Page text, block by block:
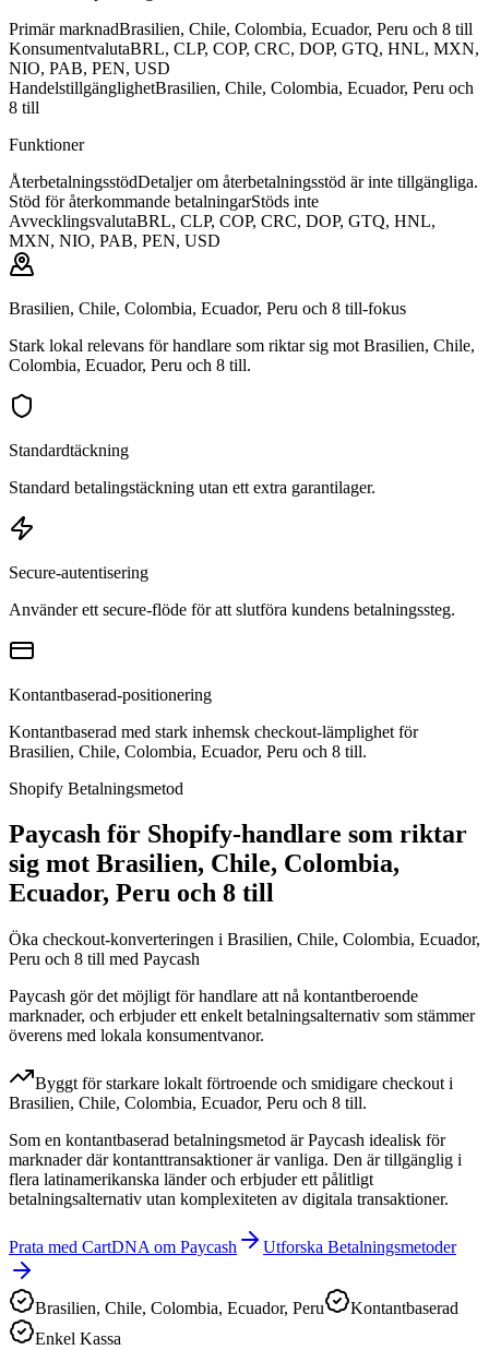
Primär marknadBrasilien, Chile, Colombia, Ecuador, Peru och 8 till
KonsumentvalutaBRL, CLP, COP, CRC, DOP, GTQ, HNL, MXN,
NIO, PAB, PEN, USD
HandelstillgänglighetBrasilien, Chile, Colombia, Ecuador, Peru och
8 till
Funktioner
ÅterbetalningsstödDetaljer om återbetalningsstöd är inte tillgängliga.
Stöd för återkommande betalningarStöds inte
AvvecklingsvalutaBRL, CLP, COP, CRC, DOP, GTQ, HNL,
MXN, NIO, PAB, PEN, USD
Brasilien, Chile, Colombia, Ecuador, Peru och 8 till-fokus
Stark lokal relevans för handlare som riktar sig mot Brasilien, Chile,
Colombia, Ecuador, Peru och 8 till.
Standardtäckning
Standard betalingstäckning utan ett extra garantilager.
Secure-autentisering
Använder ett secure-flöde för att slutföra kundens betalningssteg.
Kontantbaserad-positionering
Kontantbaserad med stark inhemsk checkout-lämplighet för
Brasilien, Chile, Colombia, Ecuador, Peru och 8 till.
Shopify Betalningsmetod
Paycash för Shopify-handlare som riktar
sig mot Brasilien, Chile, Colombia,
Ecuador, Peru och 8 till
Öka checkout-konverteringen i Brasilien, Chile, Colombia, Ecuador,
Peru och 8 till med Paycash
Paycash gör det möjligt för handlare att nå kontantberoende
marknader, och erbjuder ett enkelt betalningsalternativ som stämmer
överens med lokala konsumentvanor.
Byggt för starkare lokalt förtroende och smidigare checkout i
Brasilien, Chile, Colombia, Ecuador, Peru och 8 till.
Som en kontantbaserad betalningsmetod är Paycash idealisk för
marknader där kontanttransaktioner är vanliga. Den är tillgänglig i
flera latinamerikanska länder och erbjuder ett pålitligt
betalningsalternativ utan komplexiteten av digitala transaktioner.
Prata med CartDNA om Paycash Utforska Betalningsmetoder
Brasilien, Chile, Colombia, Ecuador, Peru
Kontantbaserad
Enkel Kassa